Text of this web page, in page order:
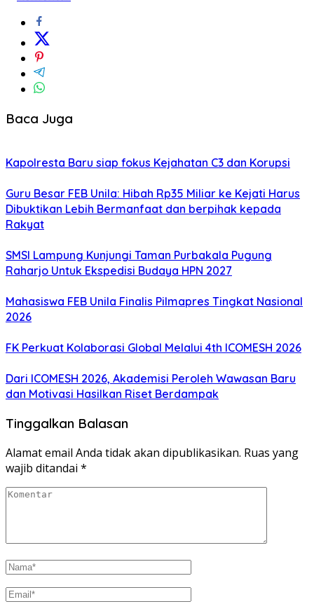
Baca Juga
Kapolresta Baru siap fokus Kejahatan C3 dan Korupsi
Guru Besar FEB Unila: Hibah Rp35 Miliar ke Kejati Harus
Dibuktikan Lebih Bermanfaat dan berpihak kepada
Rakyat
SMSI Lampung Kunjungi Taman Purbakala Pugung
Raharjo Untuk Ekspedisi Budaya HPN 2027
Mahasiswa FEB Unila Finalis Pilmapres Tingkat Nasional
2026
FK Perkuat Kolaborasi Global Melalui 4th ICOMESH 2026
Dari ICOMESH 2026, Akademisi Peroleh Wawasan Baru
dan Motivasi Hasilkan Riset Berdampak
Tinggalkan Balasan
Alamat email Anda tidak akan dipublikasikan. Ruas yang
wajib ditandai *